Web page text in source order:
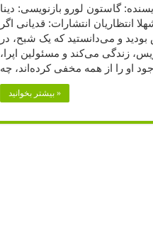
گاستون لورو بازنویسی: دینا
انتظاریان انتشارات: قدیانی اگر
و می‌دانستید که یک شبح، در
زندگی می‌کند و مسئولین اپرا،
بیشتر بخوانید »